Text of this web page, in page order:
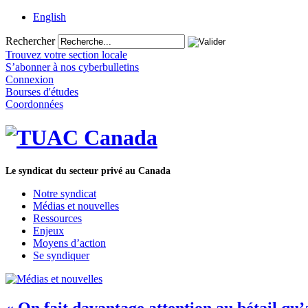
English
Rechercher
Trouvez votre section locale
S’abonner à nos cyberbulletins
Connexion
Bourses d'études
Coordonnées
Le syndicat du secteur privé au Canada
Notre syndicat
Médias et nouvelles
Ressources
Enjeux
Moyens d’action
Se syndiquer